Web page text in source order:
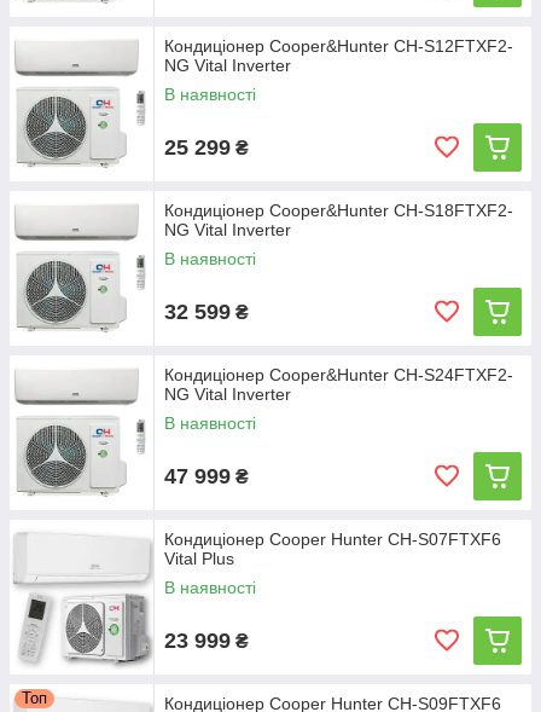
Кондиціонер Cooper&Hunter CH-S12FTXF2-
NG Vital Inverter
В наявності
25 299 ₴
Кондиціонер Cooper&Hunter CH-S18FTXF2-
NG Vital Inverter
В наявності
32 599 ₴
Кондиціонер Cooper&Hunter CH-S24FTXF2-
NG Vital Inverter
В наявності
47 999 ₴
Кондиціонер Cooper Hunter CH-S07FTXF6
Vital Plus
В наявності
23 999 ₴
Топ
Кондиціонер Cooper Hunter CH-S09FTXF6